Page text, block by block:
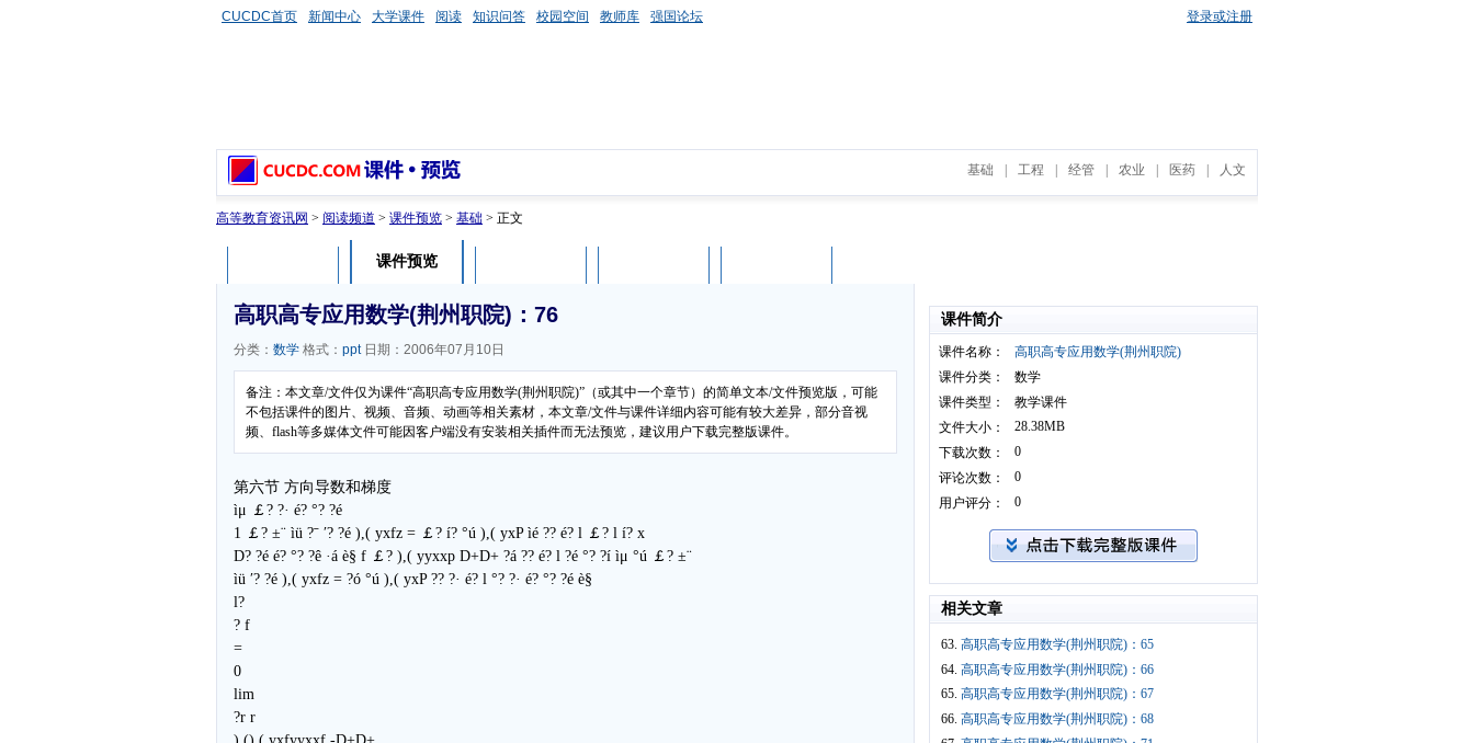
CUCDC首页 新闻中心 大学课件 阅读 知识问答 校园空间 教师库 强国论坛 登录或注册
基础 工程 经管 农业 医药 人文
高等教育资讯网 > 阅读频道 > 课件预览 > 基础 > 正文
课件预览
高职高专应用数学(荆州职院)：76
分类： 数学 格式： ppt日期：2006年07月10日
备注：本文章/文件仅为课件“高职高专应用数学(荆州职院)”（或其中一个章节）的简单文本/文件预览版，可能
不包括课件的图片、视频、音频、动画等相关素材，本文章/文件与课件详细内容可能有较大差异，部分音视
频、flash等多媒体文件可能因客户端没有安装相关插件而无法预览，建议用户下载完整版课件。
第六节 方向导数和梯度
ìμ ￡? ?· é? °? ?é
1 ￡? ±¨ ìü ?ˉ ′? ?é ),( yxfz = ￡? í? °ú ),( yxP ìé ?? é? l ￡? l í? x
D? ?é é? °? ?ê ·á è§ f ￡? ),( yyxxp D+D+ ?á ?? é? l ?é °? ?í ìμ °ú ￡? ±¨
ìü ′? ?é ),( yxfz = ?ó °ú ),( yxP ?? ?· é? l °? ?· é? °? ?é è§
l?
? f
=
0
lim
?r r
课件简介
课件名称：
高职高专应用数学(荆州职院)
课件分类：
数学
课件类型：
教学课件
文件大小：
28.38MB
下载次数：
0
评论次数：
0
用户评分：
0
相关文章
63. 高职高专应用数学(荆州职院)：65
64. 高职高专应用数学(荆州职院)：66
65. 高职高专应用数学(荆州职院)：67
66. 高职高专应用数学(荆州职院)：68